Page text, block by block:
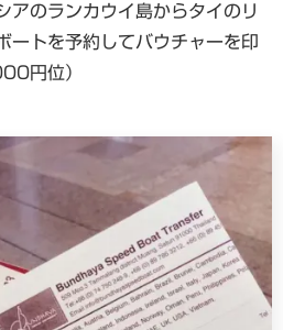
アのランカウイ島からタイのリ
ートを予約してバウチャーを印
円位）